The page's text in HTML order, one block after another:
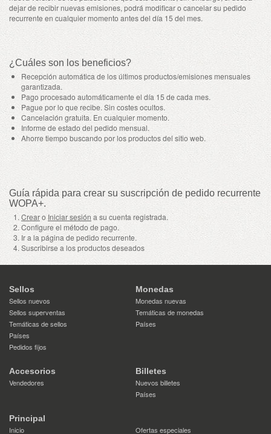
dejar de recibir nuevas emisiones, podrá modificar o cancelar su pedido
recurrente en cualquier momento antes del día 15 del mes.
¿Cuáles son los beneficios?
Recepción automática de los últimos productos/emisiones mensuales
garantizada.
Pago procesado automáticamente el día 15 de cada mes.
Pague por lo que recibe. Sin costes ocultos.
Cancelación gratuita. En cualquier momento.
Informe de estado del pedido mensual.
Ahorre tiempo buscando por los productos del sitio web.
Guía rápida para crear su suscripción de pedido recurrente
WOPA+.
Crearo Iniciar sesión a su cuenta registrada.
Configure el método de pago.
Ir a la página de pedido recurrente.
Suscribirse a los productos deseados
Sellos
Sellos nuevos
Sellos superventas
Temáticas de sellos
Países
Pedidos fijos
Monedas
Monedas nuevas
Temáticas de monedas
Países
Accesorios
Vendedores
Billetes
Nuevos billetes
Países
Principal
Inicio
Ofertas especiales